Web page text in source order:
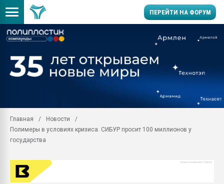
ПЕРЕЙТИ НА ФОРУМ
производство SPC
заводу пластмасс"
Главная
Новости
Полимеры в условиях кризиса. СИБУР просит 100 миллионов у
государства